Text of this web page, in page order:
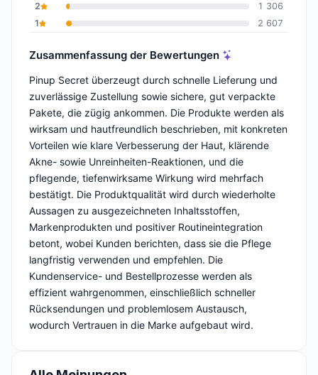
2
1 306
1
2 607
Zusammenfassung der Bewertungen
Pinup Secret überzeugt durch schnelle Lieferung und
zuverlässige Zustellung sowie sichere, gut verpackte
Pakete, die zügig ankommen. Die Produkte werden als
wirksam und hautfreundlich beschrieben, mit konkreten
Vorteilen wie klare Verbesserung der Haut, klärende
Akne- sowie Unreinheiten-Reaktionen, und die
pflegende, tiefenwirksame Wirkung wird mehrfach
bestätigt. Die Produktqualität wird durch wiederholte
Aussagen zu ausgezeichneten Inhaltsstoffen,
Markenprodukten und positiver Routineintegration
betont, wobei Kunden berichten, dass sie die Pflege
langfristig verwenden und empfehlen. Die
Kundenservice- und Bestellprozesse werden als
effizient wahrgenommen, einschließlich schneller
Rücksendungen und problemlosem Austausch,
wodurch Vertrauen in die Marke aufgebaut wird.